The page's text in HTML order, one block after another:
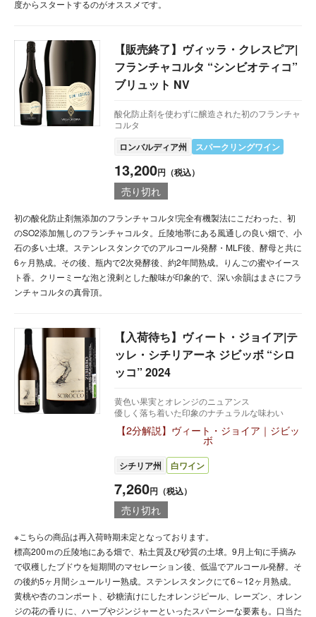
度からスタートするのがオススメです。
【販売終了】ヴィッラ・クレスピア|
フランチャコルタ “シンビオティコ”
ブリュット NV
酸化防止剤を使わずに醸造された初のフランチャ
コルタ
ロンバルディア州 スパークリングワイン
13,200円（税込）
売り切れ
初の酸化防止剤無添加のフランチャコルタ!完全有機製法にこだわった、初
のSO2添加無しのフランチャコルタ。丘陵地帯にある風通しの良い畑で、小
石の多い土壌。ステンレスタンクでのアルコール発酵・MLF後、酵母と共に
6ヶ月熟成。その後、瓶内で2次発酵後、約2年間熟成。りんごの蜜やイース
ト香。クリーミーな泡と溌剌とした酸味が印象的で、深い余韻はまさにフラ
ンチャコルタの真骨頂。
【入荷待ち】ヴィート・ジョイア|テ
ッレ・シチリアーネ ジビッボ “シロ
ッコ” 2024
黄色い果実とオレンジのニュアンス
優しく落ち着いた印象のナチュラルな味わい
【2分解説】ヴィート・ジョイア｜ジビッ
ボ
シチリア州 白ワイン
7,260円（税込）
売り切れ
※こちらの商品は再入荷時期未定となっております。
標高200ｍの丘陵地にある畑で、粘土質及び砂質の土壌。9月上旬に手摘み
で収穫したブドウを短期間のマセレーション後、低温でアルコール発酵。そ
の後約5ヶ月間シュールリー熟成。ステンレスタンクにて6～12ヶ月熟成。
黄桃や杏のコンポート、砂糖漬けにしたオレンジピール、レーズン、オレン
ジの花の香りに、ハーブやジンジャーといったスパーシーな要素も。口当た